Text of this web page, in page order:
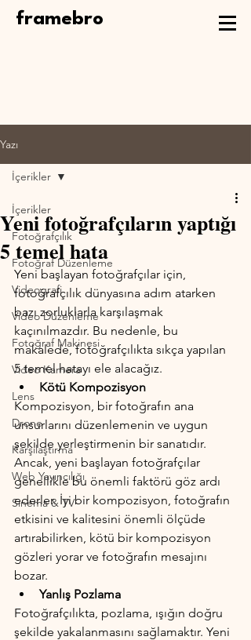
framebro
Yazı
İçerikler
Fotoğrafçılık
Fotoğraf Düzenleme
Videografi
Video Düzenleme
Fotoğraf Makinesi
Video Kamera
Lens
Drone
Karşılaştırma
Web Yayıncılığı
Sinema & TV
İçerikler
Yeni fotoğrafçıların yaptığı
5 temel hata
Yeni başlayan fotoğrafçılar için,
fotoğrafçılık dünyasına adım atarken
bazı zorluklarla karşılaşmak
kaçınılmazdır. Bu nedenle, bu
makalede, fotoğrafçılıkta sıkça yapılan
5 temel hatayı ele alacağız.
Kötü Kompozisyon
Kompozisyon, bir fotoğrafın ana
unsurlarını düzenlemenin ve uygun
şekilde yerleştirmenin bir sanatıdır.
Ancak, yeni başlayan fotoğrafçılar
genellikle bu önemli faktörü göz ardı
ederler. İyi bir kompozisyon, fotoğrafın
etkisini ve kalitesini önemli ölçüde
artırabilirken, kötü bir kompozisyon
gözleri yorar ve fotoğrafın mesajını
bozar.
Yanlış Pozlama
Fotoğrafçılıkta, pozlama, ışığın doğru
şekilde yakalanmasını sağlamaktır. Yeni